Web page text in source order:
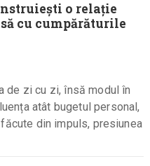
o relație
cu cumpărăturile
de zi cu zi, însă modul în
atât bugetul personal,
din impuls, presiunea